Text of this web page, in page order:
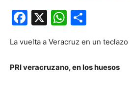
Facebook
X
La vuelta a Veracruz en un teclazo
PRI veracruzano, en los huesos